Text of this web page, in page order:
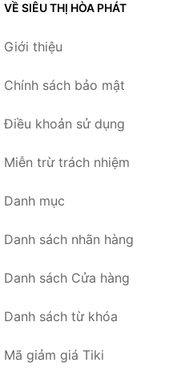
VỀ SIÊU THỊ HÒA PHÁT
Giới thiệu
Chính sách bảo mật
Điều khoản sử dụng
Miễn trừ trách nhiệm
Danh mục
Danh sách nhãn hàng
Danh sách Cửa hàng
Danh sách từ khóa
Mã giảm giá Tiki